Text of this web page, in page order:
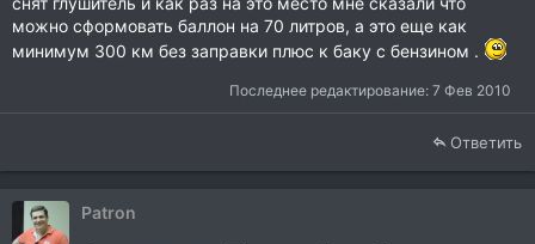
можно сформовать баллон на 70 литров, а это еще как
минимум 300 км без заправки плюс к баку с бензином .
Последнее редактирование: 7 Фев 2010
Ответить
Patron